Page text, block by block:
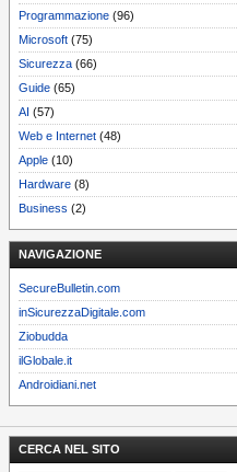
Programmazione (96)
Microsoft (75)
Sicurezza (66)
Guide (65)
AI (57)
Web e Internet (48)
Apple (10)
Hardware (8)
Business (2)
NAVIGAZIONE
SecureBulletin.com
inSicurezzaDigitale.com
Ziobudda
ilGlobale.it
Androidiani.net
CERCA NEL SITO